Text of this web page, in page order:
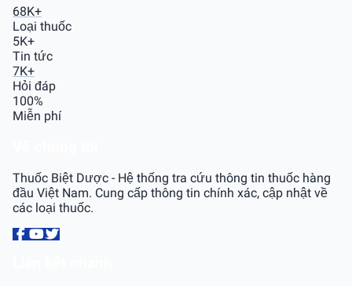
68K+
Loại thuốc
5K+
Tin tức
7K+
Hỏi đáp
100%
Miễn phí
Thuốc Biệt Dược - Hệ thống tra cứu thông tin thuốc hàng
đầu Việt Nam. Cung cấp thông tin chính xác, cập nhật về
các loại thuốc.